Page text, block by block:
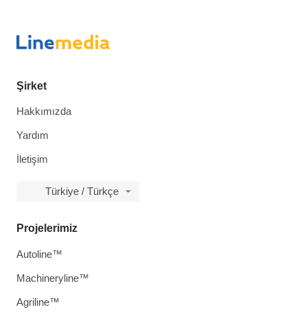
Şirket
Hakkımızda
Yardım
İletişim
Türkiye / Türkçe
Projelerimiz
Autoline™
Machineryline™
Agriline™